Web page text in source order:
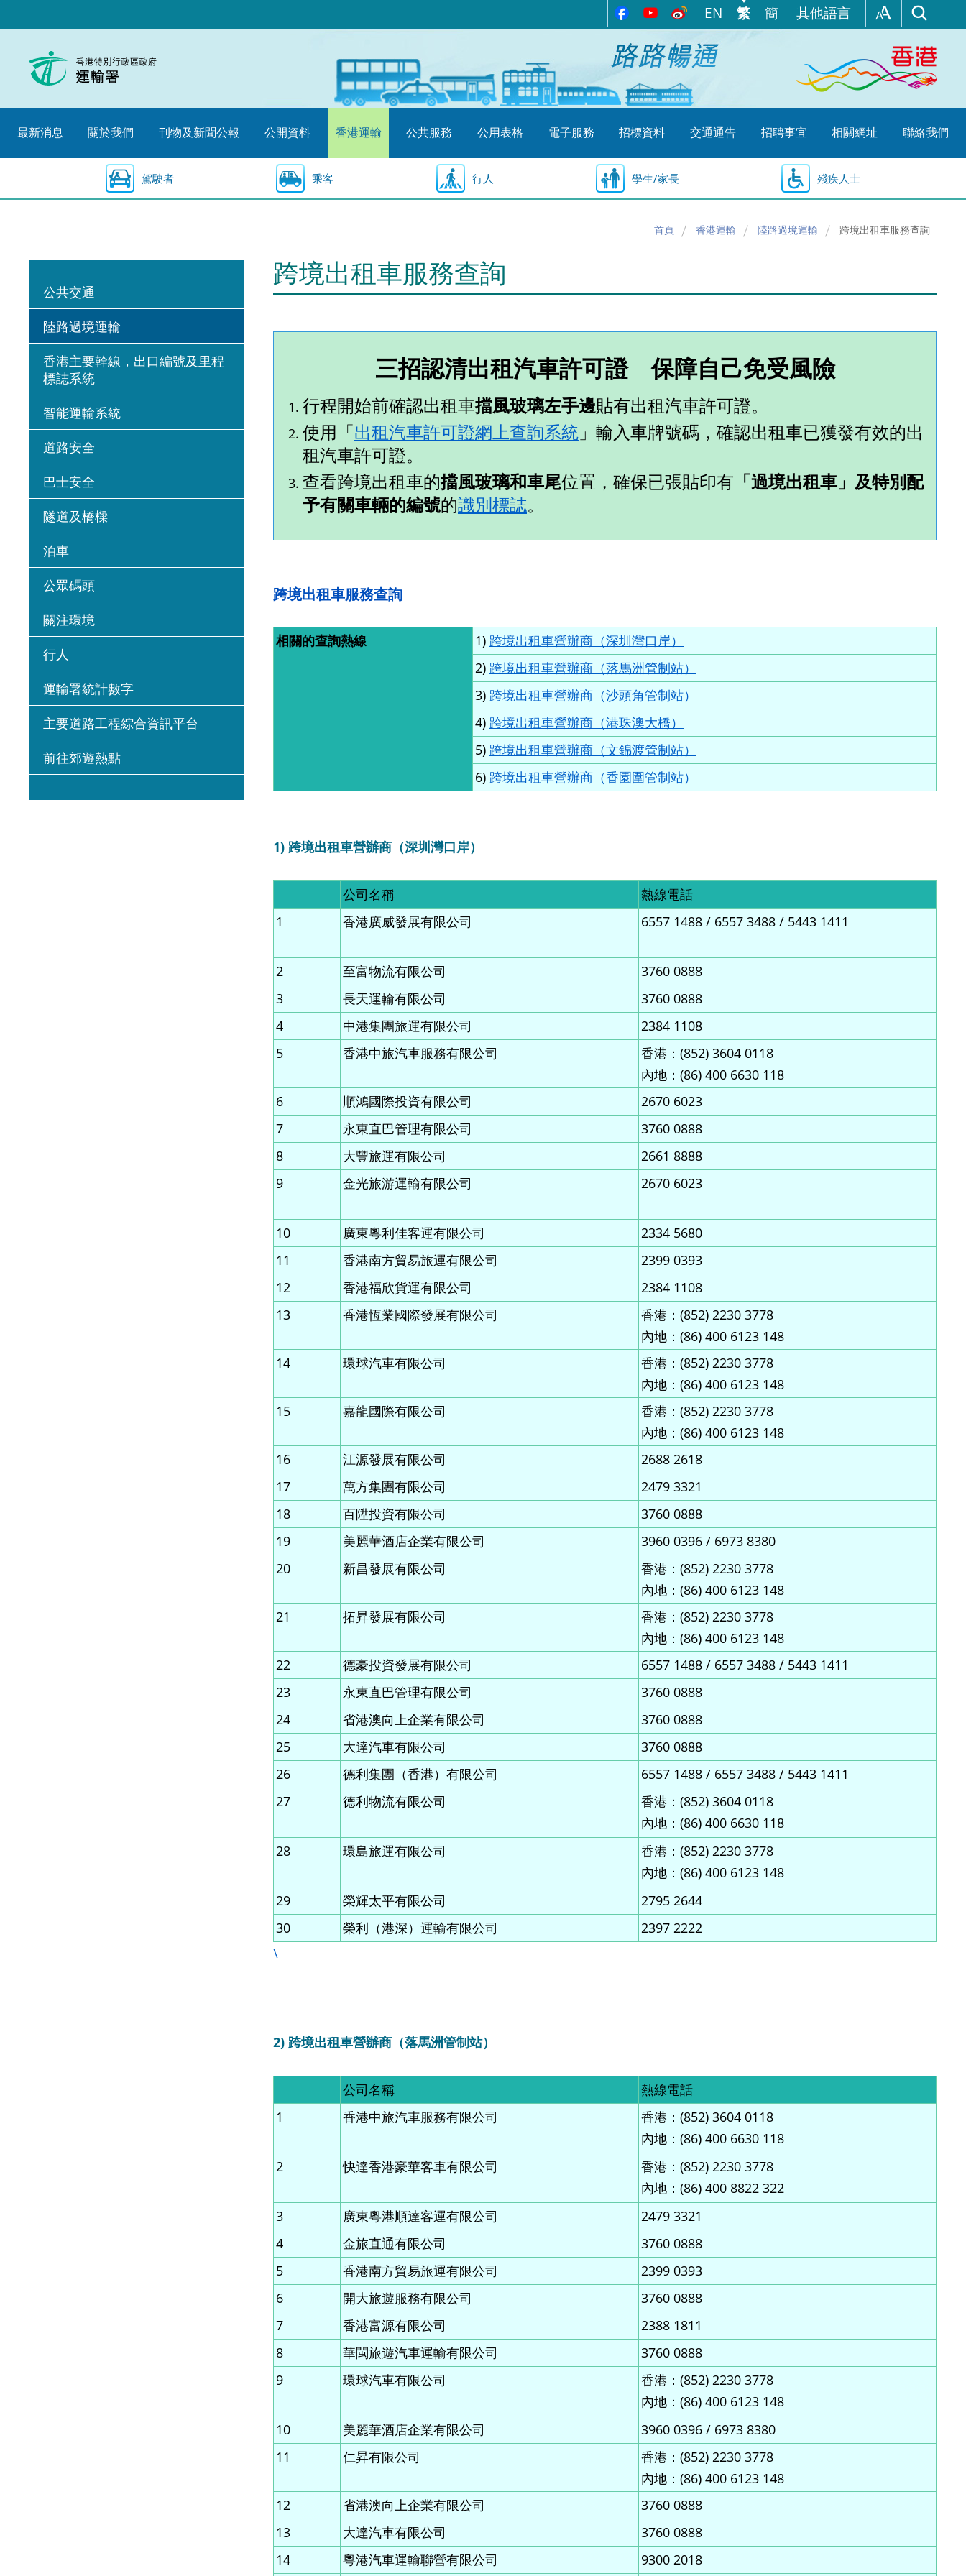
至
始
EN 繁 簡 其他語言
最新消息 關於我們 刊物及新聞公報 公開資料 香港運輸 公共服務 公用表格 電子服務 招標資料 交通通告 招聘事宜 相關網址 聯絡我們
駕駛者 乘客 行人 學生/家長 殘疾人士
首頁 香港運輸 陸路過境運輸 跨境出租車服務查詢
公共交通
陸路過境運輸
香港主要幹線，出口編號及里程
標誌系統
智能運輸系統
道路安全
巴士安全
隧道及橋樑
泊車
公眾碼頭
關注環境
行人
運輸署統計數字
主要道路工程綜合資訊平台
前往郊遊熱點
跨境出租車服務查詢
三招認清出租汽車許可證 保障自己免受風險
行程開始前確認出租車擋風玻璃左手邊貼有出租汽車許可證。
使用「出租汽車許可證網上查詢系統 」輸入車牌號碼，確認出租車已獲發有效的出
租汽車許可證。
查看跨境出租車的擋風玻璃和車尾位置，確保已張貼印有 「過境出租車」及特別配
予有關車輛的編號的識別標誌。
跨境出租車服務查詢
相關的查詢熱線 1) 跨境出租車營辦商（深圳灣口岸）
2) 跨境出租車營辦商（落馬洲管制站）
3) 跨境出租車營辦商（沙頭角管制站）
4) 跨境出租車營辦商（港珠澳大橋）
5) 跨境出租車營辦商（文錦渡管制站）
6) 跨境出租車營辦商（香園圍管制站）
1) 跨境出租車營辦商（深圳灣口岸）
公司名稱
熱線電話
1
香港廣威發展有限公司 6557 1488 / 6557 3488 / 5443 1411
2 至富物流有限公司
3760 0888
3
長天運輸有限公司
3760 0888
4
中港集團旅運有限公司
2384 1108
5
香港中旅汽車服務有限公司
香港：(852) 3604 0118
內地：(86) 400 6630 118
6
順鴻國際投資有限公司
2670 6023
7
永東直巴管理有限公司
3760 0888
8
大豐旅運有限公司
2661 8888
9
金光旅游運輸有限公司 2670 6023
10 廣東粵利佳客運有限公司
2334 5680
11
香港南方貿易旅運有限公司
2399 0393
12
香港福欣貨運有限公司
2384 1108
13
香港恆業國際發展有限公司
香港：(852) 2230 3778
內地：(86) 400 6123 148
14
環球汽車有限公司
香港：(852) 2230 3778
內地：(86) 400 6123 148
15
嘉龍國際有限公司
香港：(852) 2230 3778
內地：(86) 400 6123 148
16
江源發展有限公司
2688 2618
17
萬方集團有限公司
2479 3321
18
百陞投資有限公司
3760 0888
19
美麗華酒店企業有限公司
3960 0396 / 6973 8380
20
新昌發展有限公司
香港：(852) 2230 3778
內地：(86) 400 6123 148
21
拓昇發展有限公司
香港：(852) 2230 3778
內地：(86) 400 6123 148
22
德豪投資發展有限公司
6557 1488 / 6557 3488 / 5443 1411
23
永東直巴管理有限公司
3760 0888
24
省港澳向上企業有限公司
3760 0888
25
大達汽車有限公司
3760 0888
26
德利集團（香港） 有限公司
6557 1488 / 6557 3488 / 5443 1411
27
德利物流有限公司
香港：(852) 3604 0118
內地：(86) 400 6630 118
28
環島旅運有限公司
香港：(852) 2230 3778
內地：(86) 400 6123 148
29
榮輝太平有限公司
2795 2644
30
榮利（港深）運輸有限公司
2397 2222
\
2) 跨境出租車營辦商（落馬洲管制站）
公司名稱
熱線電話
1
香港中旅汽車服務有限公司
香港：(852) 3604 0118
內地：(86) 400 6630 118
2
快達香港豪華客車有限公司
香港：(852) 2230 3778
內地：(86) 400 8822 322
3
廣東粵港順達客運有限公司
2479 3321
4
金旅直通有限公司
3760 0888
5
香港南方貿易旅運有限公司
2399 0393
6
開大旅遊服務有限公司
3760 0888
7
香港富源有限公司
2388 1811
8
華閩旅遊汽車運輸有限公司
3760 0888
9
環球汽車有限公司
香港：(852) 2230 3778
內地：(86) 400 6123 148
10
美麗華酒店企業有限公司
3960 0396 / 6973 8380
11
仁昇有限公司
香港：(852) 2230 3778
內地：(86) 400 6123 148
12
省港澳向上企業有限公司
3760 0888
13
大達汽車有限公司
3760 0888
14
粵港汽車運輸聯營有限公司 9300 2018